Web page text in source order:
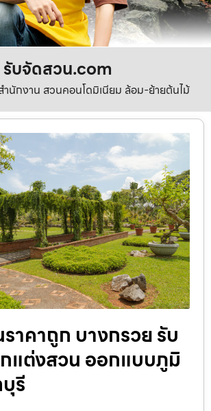
รับจัดสวน.com
นักงาน สวนคอนโดมิเนียม ล้อม-ย้ายต้นไม้
าคาถูก บางกรวย รับ
แต่งสวน ออกแบบภูมิ
รี